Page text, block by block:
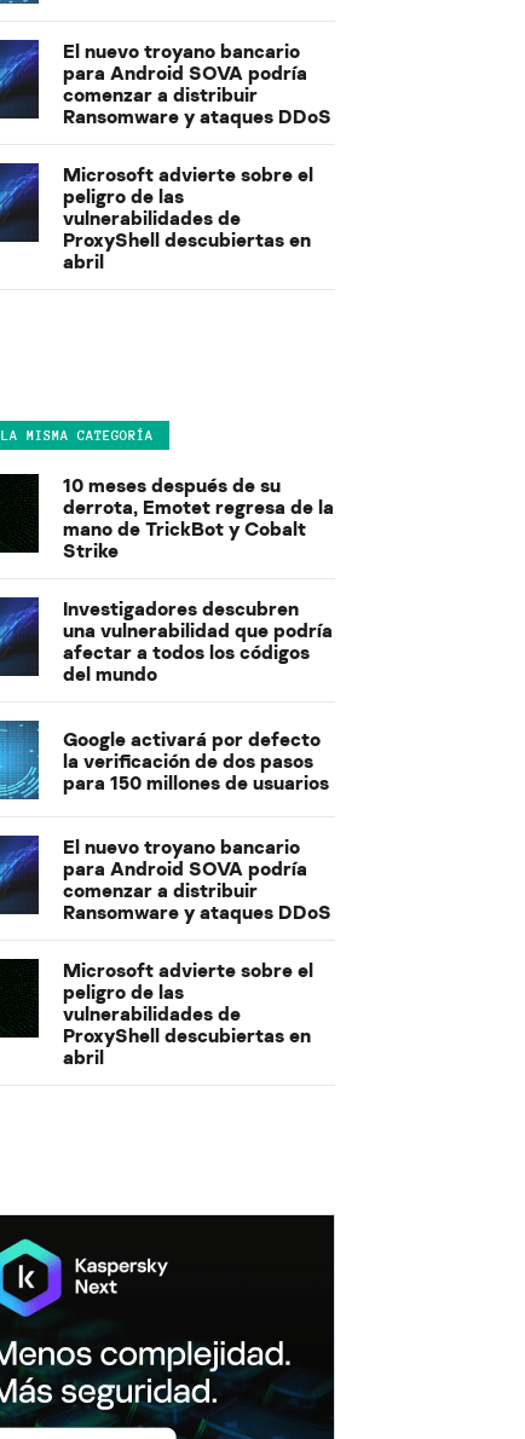
El nuevo troyano bancario
para Android SOVA podría
comenzar a distribuir
Ransomware y ataques DDoS
Microsoft advierte sobre el
peligro de las
vulnerabilidades de
ProxyShell descubiertas en
abril
MISMA CATEGORÍA
10 meses después de su
derrota, Emotet regresa de la
mano de TrickBot y Cobalt
Strike
Investigadores descubren
una vulnerabilidad que podría
afectar a todos los códigos
del mundo
Google activará por defecto
la verificación de dos pasos
para 150 millones de usuarios
El nuevo troyano bancario
para Android SOVA podría
comenzar a distribuir
Ransomware y ataques DDoS
Microsoft advierte sobre el
peligro de las
vulnerabilidades de
ProxyShell descubiertas en
abril